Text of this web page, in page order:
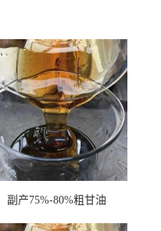
副产75%-80%粗甘油